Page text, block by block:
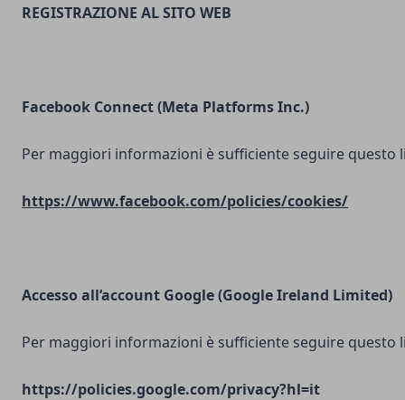
REGISTRAZIONE AL SITO WEB
Facebook Connect (Meta Platforms Inc.)
Per maggiori informazioni è sufficiente seguire questo
https://www.facebook.com/policies/cookies/
Accesso all’account Google (Google Ireland Limited)
Per maggiori informazioni è sufficiente seguire questo
https://policies.google.com/privacy?hl=it